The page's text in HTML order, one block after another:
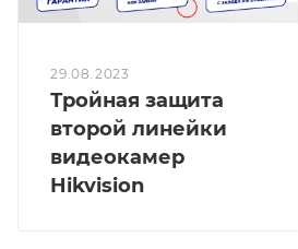
29.08.2023
Тройная защита
второй линейки
видеокамер
Hikvision